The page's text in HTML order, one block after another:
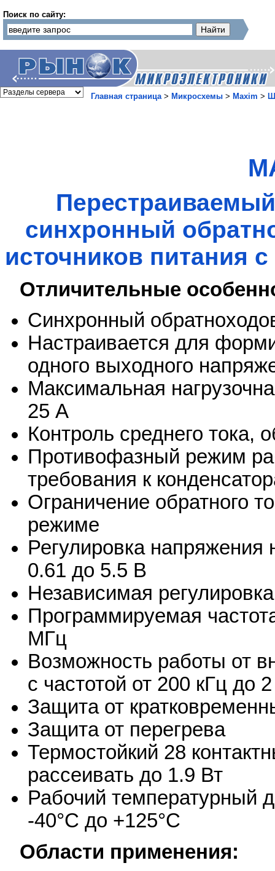
Поиск по сайту:
Главная страница> Микросхемы > Maxim >
синхронный
источников питания
Отличительные
Синхронный
Настраивается для
одного выходного
Максимальная
25 А
Контроль среднего тока,
Противофазный режим
требования к
Ограничение обратного
режиме
Регулировка
0.61 до 5.5 В
Независимая
Программируемая
МГц
Возможность работы от
с частотой от 200 кГц до
Защита от
Защита от перегрева
Термостойкий 28
рассеивать до 1.9 Вт
Рабочий температурный
-40°C до +125°C
Области применения: